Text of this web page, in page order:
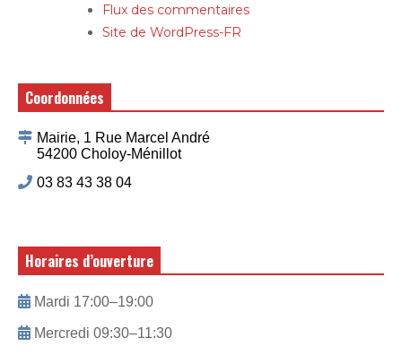
Flux des commentaires
Site de WordPress-FR
Coordonnées
Mairie, 1 Rue Marcel André
54200 Choloy-Ménillot
03 83 43 38 04
Horaires d’ouverture
Mardi 17:00–19:00
Mercredi 09:30–11:30